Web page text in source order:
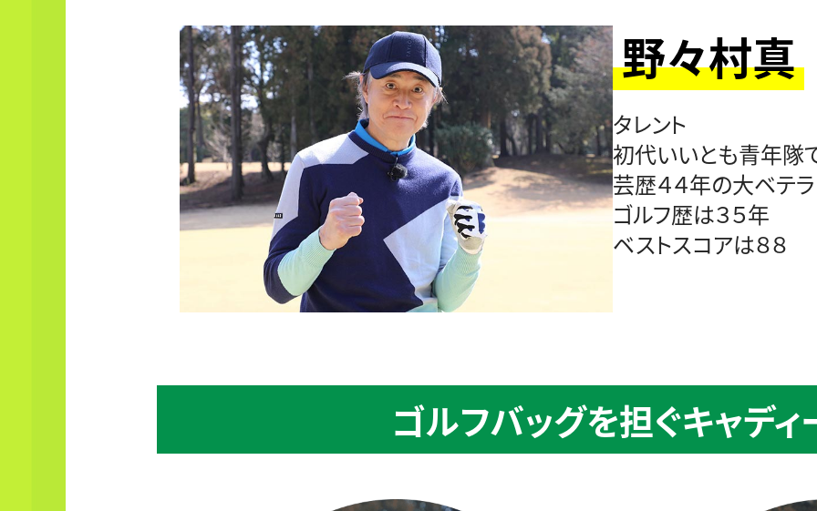
野々村真
タレント
初代いいとも青年隊
芸歴４４年の大ベテ
ゴルフ歴は３５年
ベストスコアは８８
ゴルフバッグを担ぐキャディ